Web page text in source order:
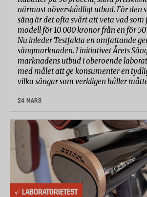
närmast oöverskådligt utbud. För den
säng är det ofta svårt att veta vad som
modell för 10 000 kronor från en för 50
Nu inleder Testfakta en omfattande
sängmarknaden. I initiativet Årets
marknadens utbud i oberoende
med målet att ge konsumenter en
vilka sängar som verkligen håller
24 MARS
LABORATORIETEST